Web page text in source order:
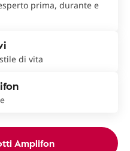
prima, durante e
di vita
Amplifon